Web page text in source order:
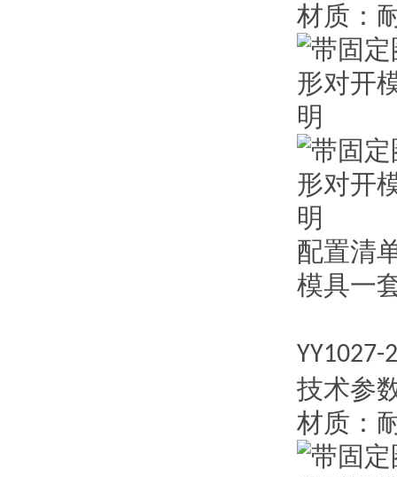
材质：
配置清
模具一
YY1027-
技术参
材质：